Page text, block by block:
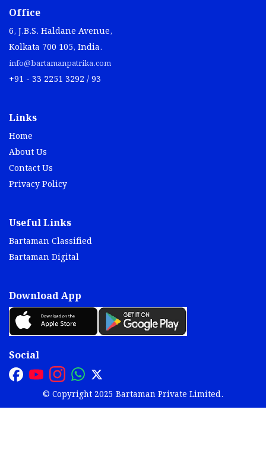
Office
6, J.B.S. Haldane Avenue,
Kolkata 700 105, India.
info@bartamanpatrika.com
+91 - 33 2251 3292 / 93
Links
Home
About Us
Contact Us
Privacy Policy
Useful Links
Bartaman Classified
Bartaman Digital
Download App
Social
© Copyright 2025 Bartaman Private Limited.